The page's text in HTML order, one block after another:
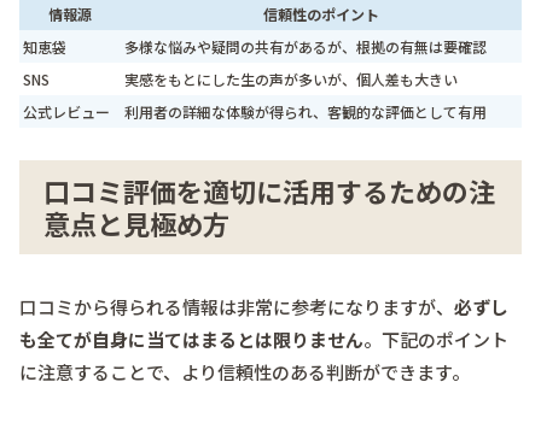
情報源
信頼性のポイント
知恵袋
多様な悩みや疑問の共有があるが、根拠の有無は要確認
SNS
実感をもとにした生の声が多いが、個人差も大きい
公式レビュー
利用者の詳細な体験が得られ、客観的な評価として有用
口コミ評価を適切に活用するための注
意点と見極め方
口コミから得られる情報は非常に参考になりますが、 必ずし
も全てが自身に当てはまるとは限りません。下記のポイント
に注意することで、より信頼性のある判断ができます。